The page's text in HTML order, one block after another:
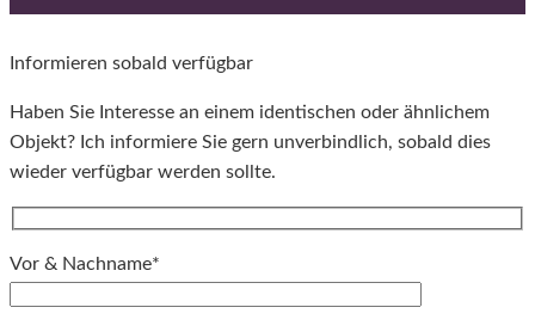
Informieren sobald verfügbar
Haben Sie Interesse an einem identischen oder ähnlichem
Objekt? Ich informiere Sie gern unverbindlich, sobald dies
wieder verfügbar werden sollte.
Vor & Nachname*